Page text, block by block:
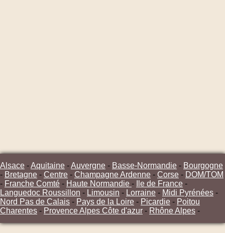
Alsace -Aquitaine -Auvergne - Basse-Normandie - Bourgogne
- Bretagne - Centre - Champagne Ardenne - Corse - DOM/TOM
- Franche Comté - Haute Normandie - Ile de France -
Languedoc Roussillon - Limousin - Lorraine - Midi Pyrénées -
Nord Pas de Calais - Pays de la Loire - Picardie - Poitou
Charentes - Provence Alpes Côte d'azur - Rhône Alpes -